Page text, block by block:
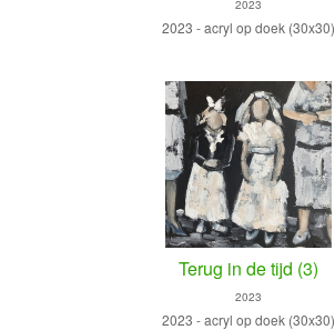
2023
2023 - acryl op doek (30x30)
Terug in de tijd (3)
2023
2023 - acryl op doek (30x30)